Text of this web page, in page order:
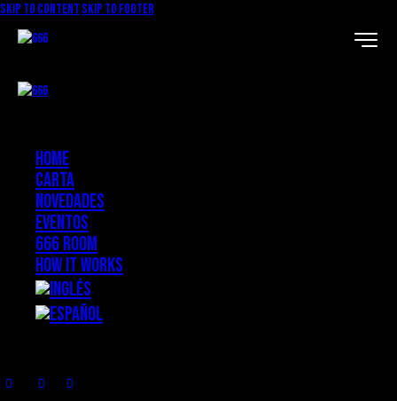
Skip to content Skip to footer
Home
Carta
Novedades
Eventos
666 ROOM
How it works